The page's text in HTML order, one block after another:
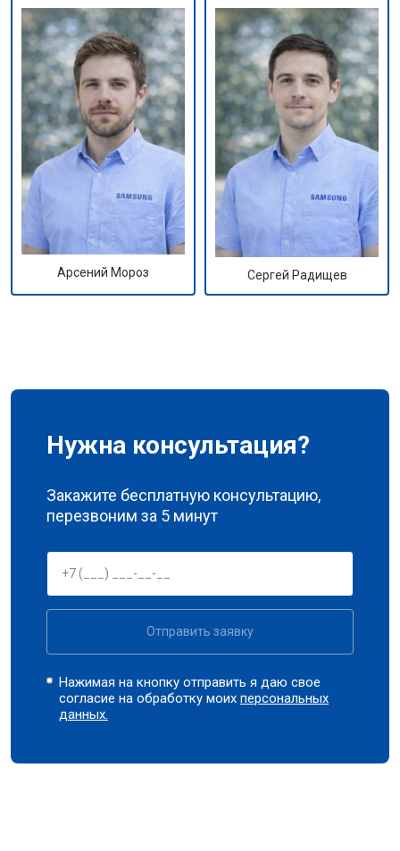
Арсений Мороз Сергей Радищев
Нужна консультация?
Закажите бесплатную консультацию,
перезвоним за 5 минут
Отправить заявку
Нажимая на кнопку отправить я даю свое
согласие на обработку моихперсональных
данных.